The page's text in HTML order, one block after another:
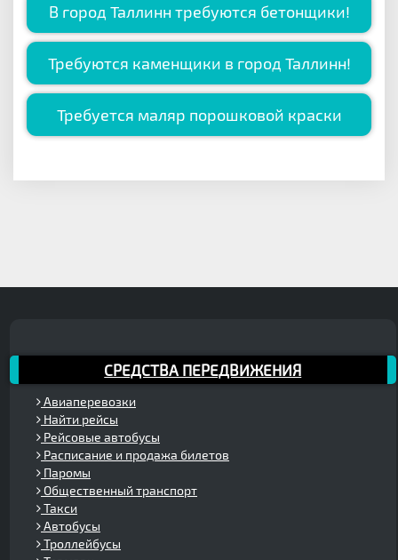
В город Таллинн требуются бетонщики!
Требуются каменщики в город Таллинн!
Требуется маляр порошковой краски
СРЕДСТВА ПЕРЕДВИЖЕНИЯ
Авиаперевозки
Найти рейсы
Рейсовые автобусы
Расписание и продажа билетов
Паромы
Общественный транспорт
Такси
Автобусы
Троллейбусы